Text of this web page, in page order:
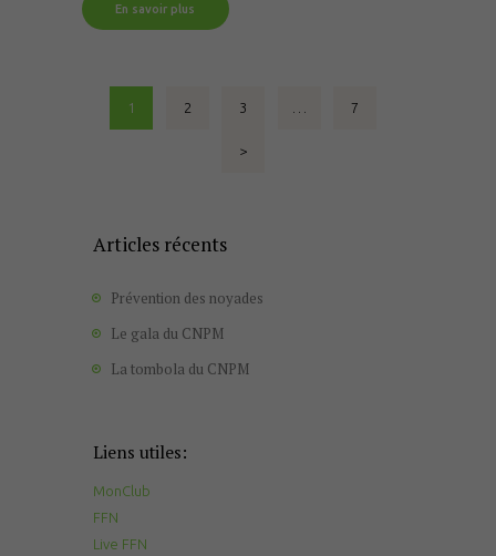
En savoir plus
Pagination
des
PAGE
1 PAGE
2 PAGE
3 PAGE
7
>
Articles récents
Prévention des noyades
Le gala du CNPM
La tombola du CNPM
Liens utiles:
MonClub
FFN
Live FFN